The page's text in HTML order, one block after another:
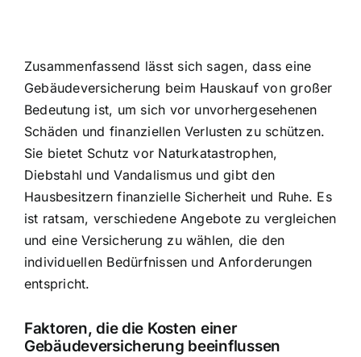
Zusammenfassend lässt sich sagen, dass eine
Gebäudeversicherung beim Hauskauf von großer
Bedeutung ist, um sich vor unvorhergesehenen
Schäden und finanziellen Verlusten zu schützen.
Sie bietet Schutz vor Naturkatastrophen,
Diebstahl und Vandalismus und gibt den
Hausbesitzern finanzielle Sicherheit und Ruhe. Es
ist ratsam, verschiedene Angebote zu vergleichen
und eine Versicherung zu wählen, die den
individuellen Bedürfnissen und Anforderungen
entspricht.
Faktoren, die die Kosten einer
Gebäudeversicherung beeinflussen